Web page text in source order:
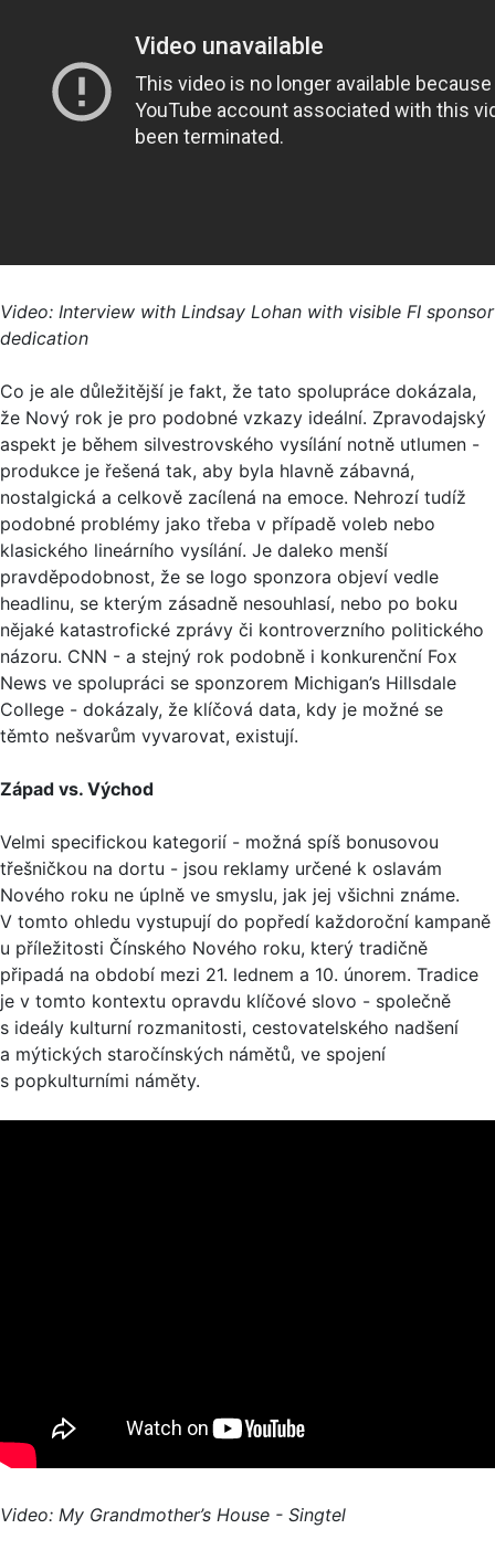
Video: Interview with Lindsay Lohan with visible FI sponsor
dedication
Co je ale důležitější je fakt, že tato spolupráce dokázala,
že Nový rok je pro podobné vzkazy ideální. Zpravodajský
aspekt je během silvestrovského vysílání notně utlumen -
produkce je řešená tak, aby byla hlavně zábavná,
nostalgická a celkově zacílená na emoce. Nehrozí tudíž
podobné problémy jako třeba v případě voleb nebo
klasického lineárního vysílání. Je daleko menší
pravděpodobnost, že se logo sponzora objeví vedle
headlinu, se kterým zásadně nesouhlasí, nebo po boku
nějaké katastrofické zprávy či kontroverzního politického
názoru. CNN - a stejný rok podobně i konkurenční Fox
News ve spolupráci se sponzorem Michigan’s Hillsdale
College - dokázaly, že klíčová data, kdy je možné se
těmto nešvarům vyvarovat, existují.
Západ vs. Východ
Velmi specifickou kategorií - možná spíš bonusovou
třešničkou na dortu - jsou reklamy určené k oslavám
Nového roku ne úplně ve smyslu, jak jej všichni známe.
V tomto ohledu vystupují do popředí každoroční kampaně
u příležitosti Čínského Nového roku, který tradičně
připadá na období mezi 21. lednem a 10. únorem. Tradice
je v tomto kontextu opravdu klíčové slovo - společně
s ideály kulturní rozmanitosti, cestovatelského nadšení
a mýtických staročínských námětů, ve spojení
s popkulturními náměty.
Video: My Grandmother’s House - Singtel